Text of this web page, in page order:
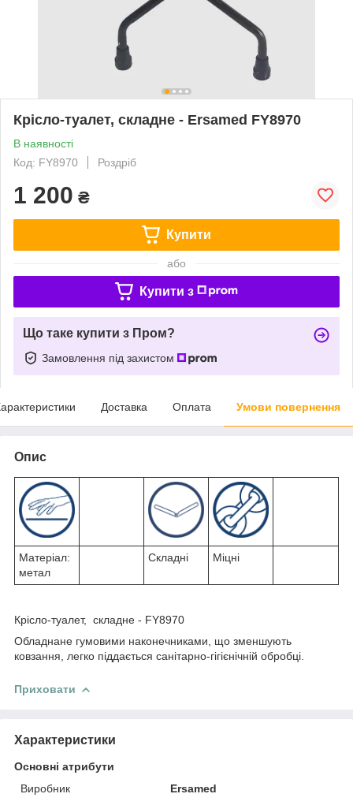
Крісло-туалет, складне - Ersamed FY8970
В наявності
Код: FY8970
Роздріб
1 200 ₴
Купити
або
Купити з
Що таке купити з Пром?
Замовлення під захистом
Доставка Оплата Умови повернення
Опис
Матеріал:
метал
Складні Міцні
Крісло-туалет, складне - FY8970
Обладнане гумовими наконечниками, що зменшують
ковзання, легко піддається санітарно-гігієнічній обробці.
Приховати
Характеристики
Основні атрибути
Виробник
Ersamed